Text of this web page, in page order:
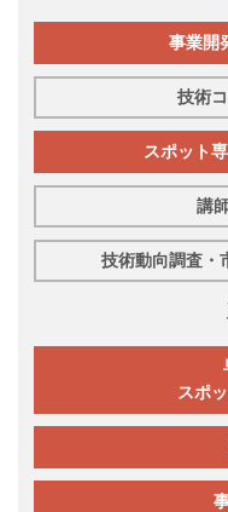
事業開
技術
スポット
講
技術動向調査・
スポ